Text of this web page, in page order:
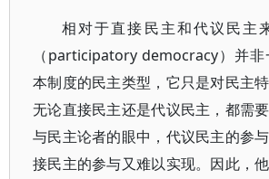
相对于直接民主和代议民主
（participatory democracy）并
本制度的民主类型，它只是对民主特
无论直接民主还是代议民主，都需
与民主论者的眼中，代议民主的参
接民主的参与又难以实现。因此，